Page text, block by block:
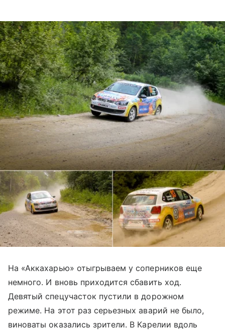
На «Аккахарью» отыгрываем у соперников еще
немного. И вновь приходится сбавить ход.
Девятый спецучасток пустили в дорожном
режиме. На этот раз серьезных аварий не было,
виноваты оказались зрители. В Карелии вдоль